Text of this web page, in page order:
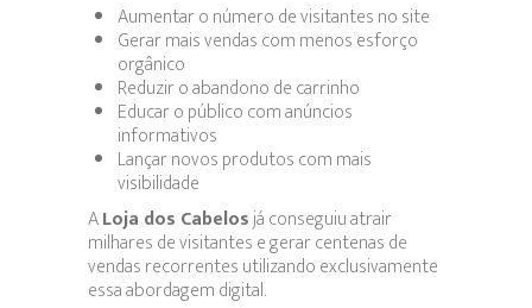
Aumentar o número de visitantes no site
Gerar mais vendas com menos esforço
orgânico
Reduzir o abandono de carrinho
Educar o público com anúncios
informativos
Lançar novos produtos com mais
visibilidade
ALoja dos Cabelosjá conseguiu atrair
milhares de visitantes e gerar centenas de
vendas recorrentes utilizando exclusivamente
essa abordagem digital.